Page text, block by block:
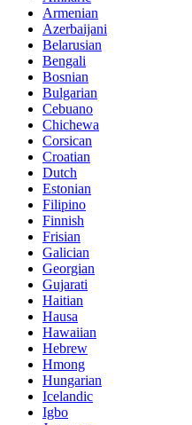
Armenian
Azerbaijani
Belarusian
Bengali
Bosnian
Bulgarian
Cebuano
Chichewa
Corsican
Croatian
Dutch
Estonian
Filipino
Finnish
Frisian
Galician
Georgian
Gujarati
Haitian
Hausa
Hawaiian
Hebrew
Hmong
Hungarian
Icelandic
Igbo